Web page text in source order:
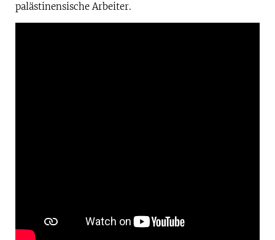
palästinensische Arbeiter.